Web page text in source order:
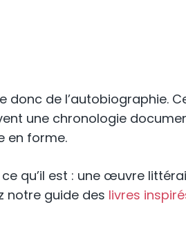
donc de l’autobiographie.
une chronologie
en forme.
qu’il est : une œuvre
notre guide des livres